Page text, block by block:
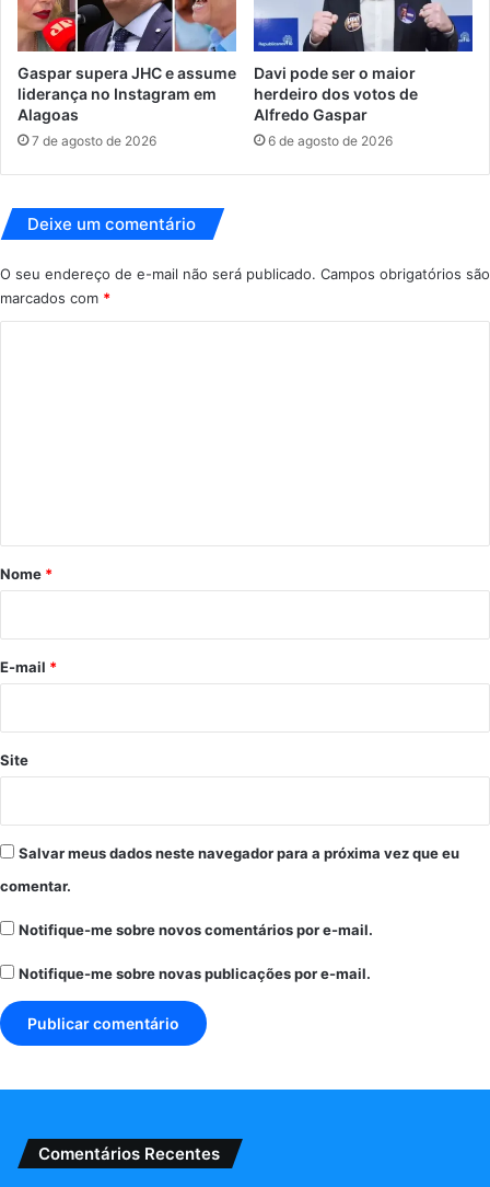
Gaspar supera JHC e assume
liderança no Instagram em
Alagoas
7 de agosto de 2026
Davi pode ser o maior
herdeiro dos votos de
Alfredo Gaspar
6 de agosto de 2026
Deixe um comentário
O seu endereço de e-mail não será publicado. Campos obrigatórios são
marcados com *
r
*
Nome *
E-mail *
Site
Salvar meus dados neste navegador para a próxima vez que eu
comentar.
Notifique-me sobre novos comentários por e-mail.
Notifique-me sobre novas publicações por e-mail.
Comentários Recentes